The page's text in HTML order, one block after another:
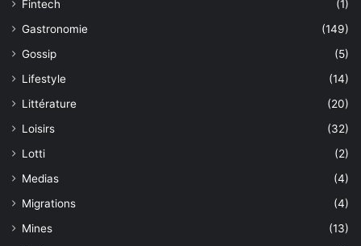
Fintech
(1)
Gastronomie
(149)
Gossip
(5)
Lifestyle
(14)
Littérature
(20)
Loisirs
(32)
Lotti
(2)
Medias
(4)
Migrations
(4)
Mines
(13)